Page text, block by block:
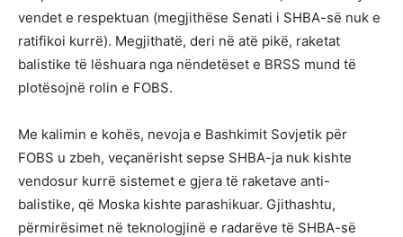
vendet e respektuan (megjithëse Senati i SHBA-së nuk e
ratifikoi kurrë). Megjithatë, deri në atë pikë, raketat
balistike të lëshuara nga nëndetëset e BRSS mund të
plotësojnë rolin e FOBS.
Me kalimin e kohës, nevoja e Bashkimit Sovjetik për
FOBS u zbeh, veçanërisht sepse SHBA-ja nuk kishte
vendosur kurrë sistemet e gjera të raketave anti-
balistike, që Moska kishte parashikuar. Gjithashtu,
përmirësimet në teknologjinë e radarëve të SHBA-së